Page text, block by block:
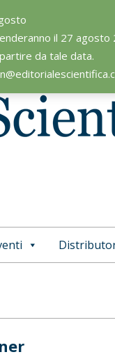
il 27 agosto
da tale data.